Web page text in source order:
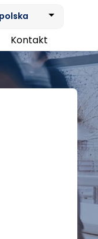
Kontakt